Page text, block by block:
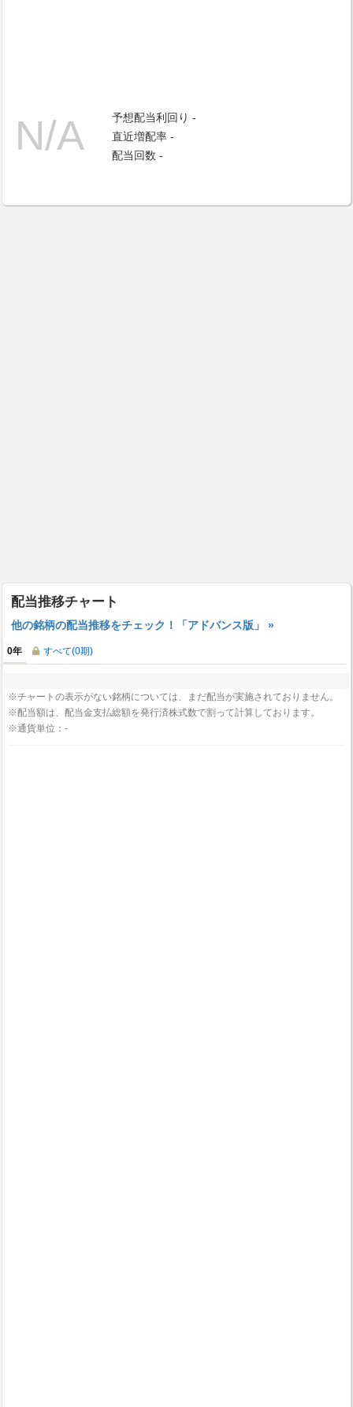
予想配当利回り -
直近増配率 -
配当回数 -
配当推移チャート
他の銘柄の配当推移をチェック！「アドバンス版」 »
0年 すべて(0期)
※チャートの表示がない銘柄については、まだ配当が実施されておりません。
※配当額は、配当金支払総額を発行済株式数で割って計算しております。
※通貨単位：-